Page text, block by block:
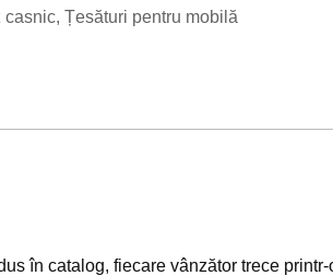
casnic Țesături pentru mobilă
în catalog, fiecare vânzător trece printr-